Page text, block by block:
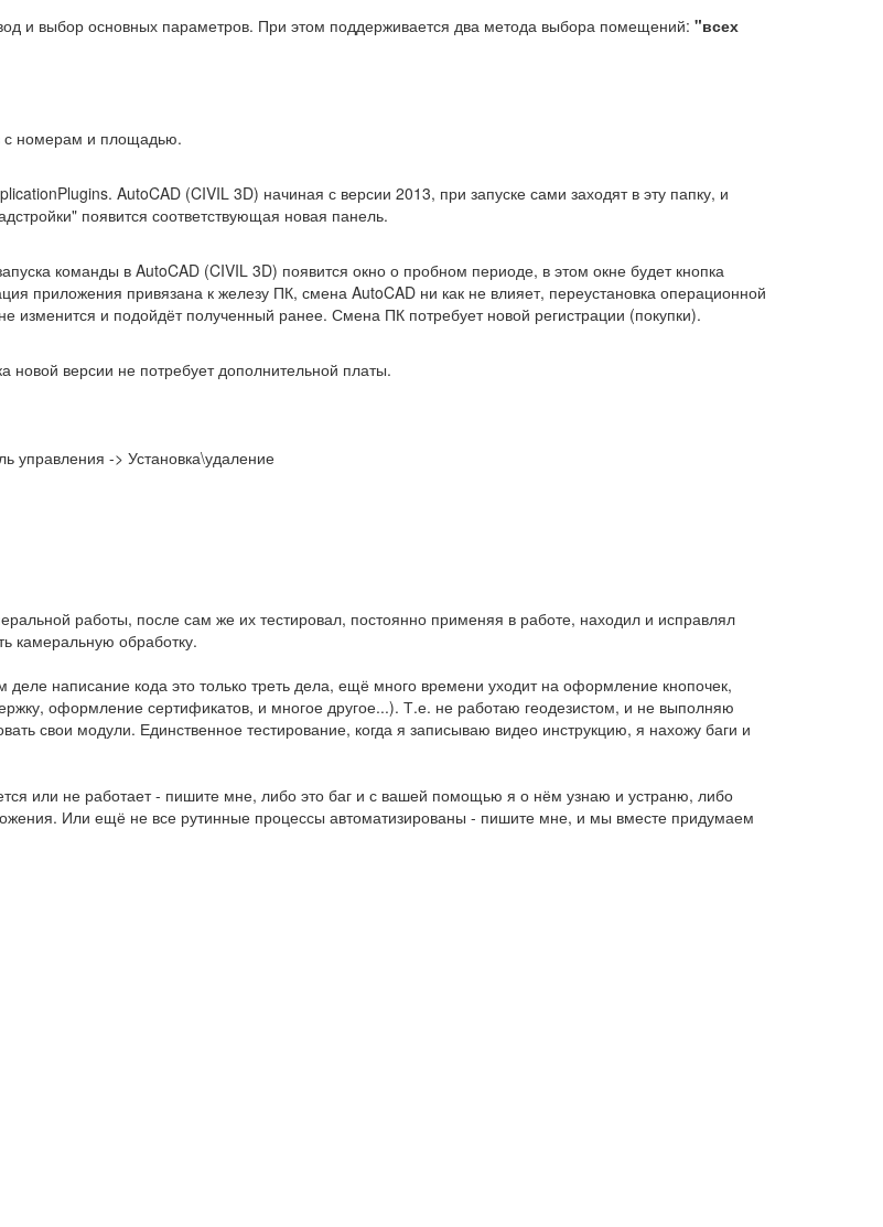
и выбор основных параметров. При этом поддерживается два метода выбора помещений: "всех
с номерам и площадью.
AutoCAD (CIVIL 3D) начиная с версии 2013, при запуске сами заходят в эту папку, и
появится соответствующая новая панель.
команды в AutoCAD (CIVIL 3D) появится окно о пробном периоде, в этом окне будет кнопка
приложения привязана к железу ПК, смена AutoCAD ни как не влияет, переустановка операционной
изменится и подойдёт полученный ранее. Смена ПК потребует новой регистрации (покупки).
новой версии не потребует дополнительной платы.
управления -> Установка\удаление
работы, после сам же их тестировал, постоянно применяя в работе, находил и исправлял
камеральную обработку.
написание кода это только треть дела, ещё много времени уходит на оформление кнопочек,
оформление сертификатов, и многое другое...). Т.е. не работаю геодезистом, и не выполняю
свои модули. Единственное тестирование, когда я записываю видео инструкцию, я нахожу баги и
или не работает - пишите мне, либо это баг и с вашей помощью я о нём узнаю и устраню, либо
Или ещё не все рутинные процессы автоматизированы - пишите мне, и мы вместе придумаем